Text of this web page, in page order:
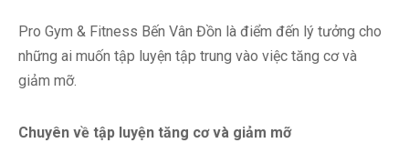
Pro Gym & Fitness Bến Vân Đồn là điểm đến lý tưởng cho
những ai muốn tập luyện tập trung vào việc tăng cơ và
giảm mỡ.
Chuyên về tập luyện tăng cơ và giảm mỡ